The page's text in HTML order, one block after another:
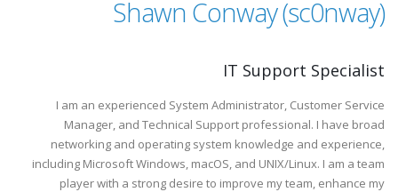
Shawn Conway (sc0nway)
IT Support Specialist
I am an experienced System Administrator, Customer Service
Manager, and Technical Support professional. I have broad
networking and operating system knowledge and experience,
including Microsoft Windows, macOS, and UNIX/Linux. I am a team
player with a strong desire to improve my team, enhance my